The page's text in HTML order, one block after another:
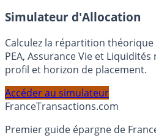
En savoir plus
Simulateur d'Allocation
Calculez la répartition théorique
profil et horizon de placement.
FranceTransactions.com